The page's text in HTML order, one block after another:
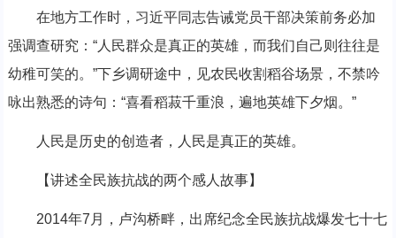
在地方工作时，习近平同志告诫党员干部决策前务必加
强调查研究：“人民群众是真正的英雄，而我们自己则往往是
幼稚可笑的。”下乡调研途中，见农民收割稻谷场景，不禁吟
咏出熟悉的诗句：“喜看稻菽千重浪，遍地英雄下夕烟。”
人民是历史的创造者，人民是真正的英雄。
【讲述全民族抗战的两个感人故事】
2014年7月，卢沟桥畔，出席纪念全民族抗战爆发七十七